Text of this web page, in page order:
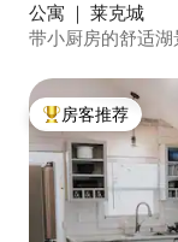
公寓 ｜ 莱克城
带小厨房的舒适湖
热门「房客推荐」
房客推荐